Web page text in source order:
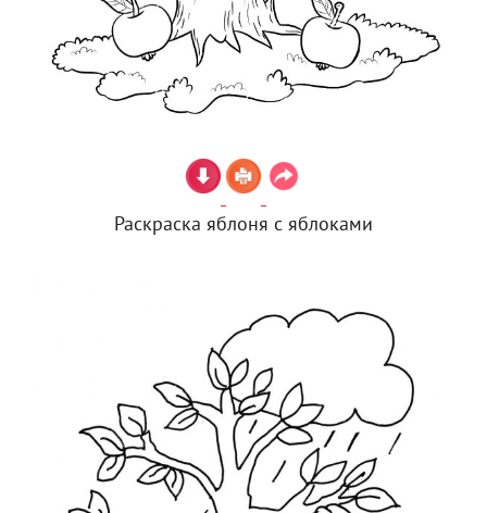
Раскраска яблоня с яблоками